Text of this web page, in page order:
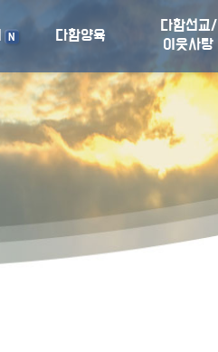
N 다함양육
다함선교/
이웃사랑